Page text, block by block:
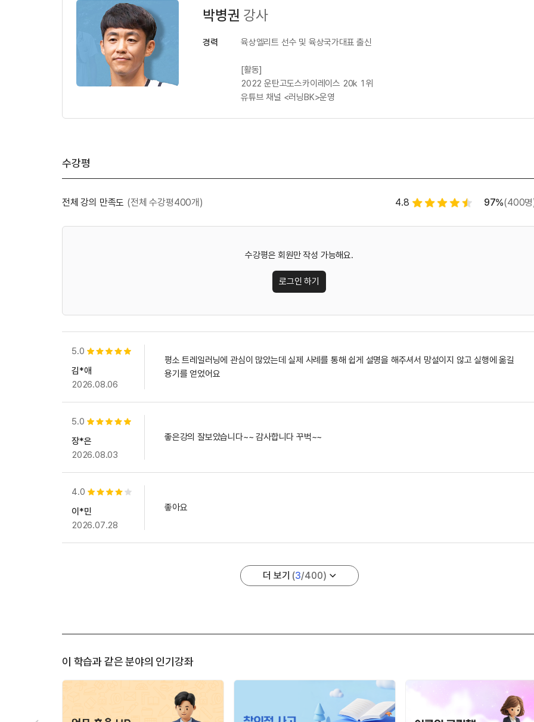
박병권 강사
경력 육상엘리트 선수 및 육상국가대표 출신
[활동]
2022 운탄고도스카이레이스 20k 1위
유튜브 채널 <러닝BK>운영
수강평
전체 강의 만족도 (전체 수강평400개) 4.8 별점 4.5개 별점 백분율
97%수강평
(400명
수강평은 회원만 작성 가능해요.
로그인 하기
5.0 별점 5개
김*애
2026.08.06
평소 트레일러닝에 관심이 많았는데 실제 사례를 통해 쉽게 설명을 해주셔서 망설이지 않고 실행에 옮길
용기를 얻었어요
5.0 별점 5개
장*은
2026.08.03
좋은강의 잘보았습니다~~ 감사합니다 꾸벅~~
4.0 별점 4개
이*민
2026.07.28
좋아요
더 보기 (3/400)
이 학습과 같은 분야의 인기강좌